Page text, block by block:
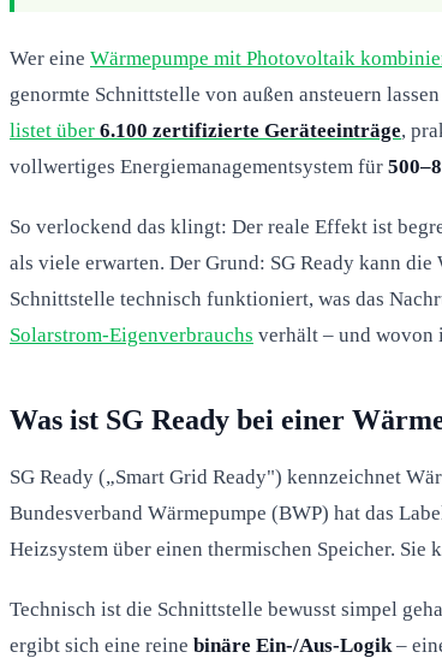
Wer eine Wärmepumpe mit Photovoltaik
genormte Schnittstelle von außen ansteuern
listet über 6.100 zertifizierte Geräteeinträge,
vollwertiges Energiemanagementsystem für
So verlockend das klingt: Der reale Effekt ist
als viele erwarten. Der Grund: SG Ready kann
Schnittstelle technisch funktioniert, was das
Solarstrom-Eigenverbrauchs verhält – und wovon
Was ist SG Ready bei einer
SG Ready („Smart Grid Ready") kennzeichnet
Bundesverband Wärmepumpe (BWP) hat das
Heizsystem über einen thermischen Speicher.
Technisch ist die Schnittstelle bewusst simpel
ergibt sich eine reine binäre Ein-/Aus-Logik –